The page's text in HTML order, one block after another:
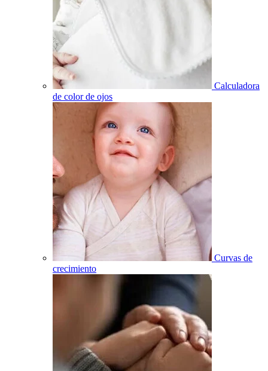
Calculadora
de color de ojos
Curvas de
crecimiento